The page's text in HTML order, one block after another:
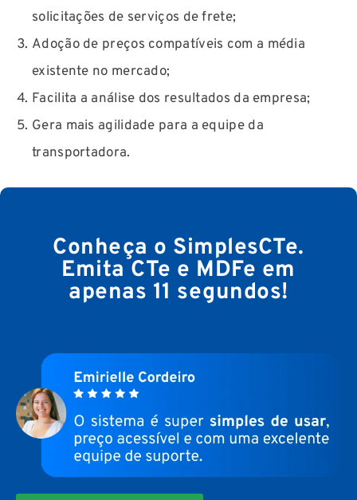
solicitações de serviços de frete;
Adoção de preços compatíveis com a média
existente no mercado;
Facilita a análise dos resultados da empresa;
Gera mais agilidade para a equipe da
transportadora.
Conheça o SimplesCTe.
Emita CTe e MDFe em
apenas 11 segundos!